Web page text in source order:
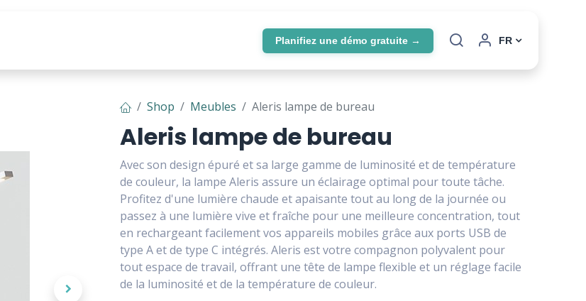
Planifiez une démo gratuite → FR
Shop Meubles Aleris lampe de bureau
Aleris lampe de bureau
Avec son design épuré et sa large gamme de luminosité et de température
de couleur, la lampe Aleris assure un éclairage optimal pour toute tâche.
Profitez d'une lumière chaude et apaisante tout au long de la journée ou
passez à une lumière vive et fraîche pour une meilleure concentration, tout
en rechargeant facilement vos appareils mobiles grâce aux ports USB de
type A et de type C intégrés. Aleris est votre compagnon polyvalent pour
tout espace de travail, offrant une tête de lampe flexible et un réglage facile
de la luminosité et de la température de couleur.